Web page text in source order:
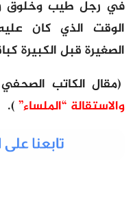
في رجل طيب وخلوق
الوقت الذي كان
الصغيرة قبل الكبيرة
(مقال الكاتب
والاستقالة “الملساء” ).